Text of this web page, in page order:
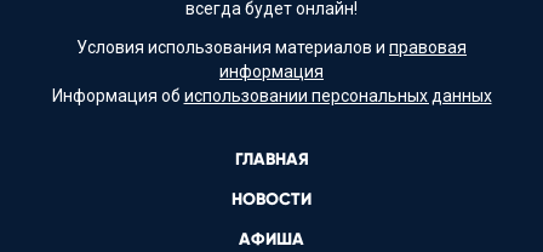
всегда будет онлайн!
Условия использования материалов и правовая
информация
Информация об использовании персональных данных
ГЛАВНАЯ
НОВОСТИ
АФИША